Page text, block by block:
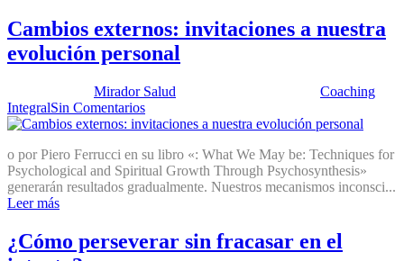
Cambios externos: invitaciones a nuestra
evolución personal
Mirador Salud
Coaching
IntegralSin Comentarios
o por Piero Ferrucci en su libro «: What We May be: Techniques for
Psychological and Spiritual Growth Through Psychosynthesis»
generarán resultados gradualmente. Nuestros mecanismos inconsci...
Leer más
¿Cómo perseverar sin fracasar en el